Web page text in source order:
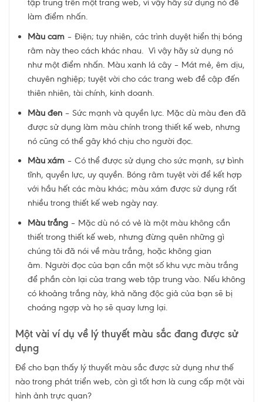
tập trung trên một trang web, vì vậy hãy sử dụng nó để
làm điểm nhấn.
Màu cam– Điện; tuy nhiên, các trình duyệt hiển thị bóng
râm này theo cách khác nhau. Vì vậy hãy sử dụng nó
như một điểm nhấn. Màu xanh lá cây – Mát mẻ, êm dịu,
chuyên nghiệp; tuyệt vời cho các trang web đề cập đến
thiên nhiên, tài chính, kinh doanh.
Màu đen– Sức mạnh và quyền lực. Mặc dù màu đen đã
được sử dụng làm màu chính trong thiết kế web, nhưng
nó cũng có thể gây khó chịu cho người đọc.
Màu xám– Có thể được sử dụng cho sức mạnh, sự bình
tĩnh, quyền lực, uy quyền. Bóng râm tuyệt vời để kết hợp
với hầu hết các màu khác; màu xám được sử dụng rất
nhiều trong thiết kế web ngày nay.
Màu trắng– Mặc dù nó có vẻ là một màu không cần
thiết trong thiết kế web, nhưng đừng quên những gì
chúng tôi đã nói về màu trắng, hoặc không gian
âm. Người đọc của bạn cần một số khu vực màu trắng
để phần còn lại của trang web tập trung vào. Nếu không
có khoảng trắng này, khả năng độc giả của bạn sẽ bị
choáng ngợp và họ sẽ quay lưng lại.
Một vài ví dụ về lý thuyết màu sắc đang được sử
dụng
Để cho bạn thấy lý thuyết màu sắc được sử dụng như thế
nào trong phát triển web, còn gì tốt hơn là cung cấp một vài
hình ảnh trực quan?